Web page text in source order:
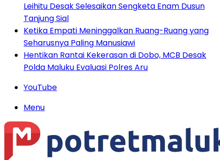
Leihitu Desak Selesaikan Sengketa Enam Dusun
Tanjung Sial
Ketika Empati Meninggalkan Ruang-Ruang yang
Seharusnya Paling Manusiawi
Hentikan Rantai Kekerasan di Dobo, MCB Desak
Polda Maluku Evaluasi Polres Aru
YouTube
Menu